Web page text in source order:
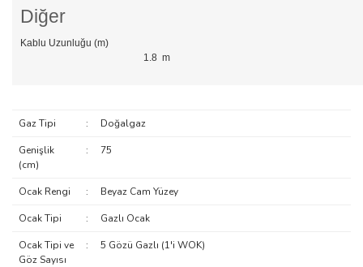
Diğer
Kablu Uzunluğu (m)
1.8 m
Gaz Tipi : Doğalgaz
Genişlik
(cm)
: 75
Ocak Rengi : Beyaz Cam Yüzey
Ocak Tipi : Gazlı Ocak
Ocak Tipi ve
Göz Sayısı
: 5 Gözü Gazlı (1'i WOK)